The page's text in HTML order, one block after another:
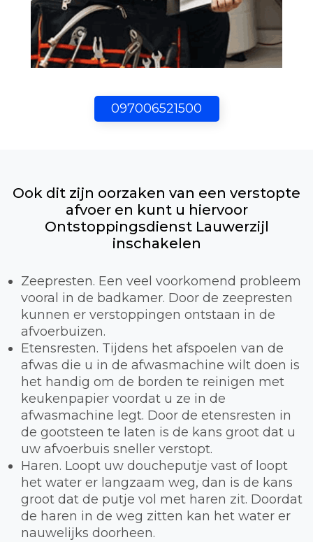
097006521500
Ook dit zijn oorzaken van een verstopte
afvoer en kunt u hiervoor
Ontstoppingsdienst Lauwerzijl
inschakelen
Zeepresten. Een veel voorkomend probleem
vooral in de badkamer. Door de zeepresten
kunnen er verstoppingen ontstaan in de
afvoerbuizen.
Etensresten. Tijdens het afspoelen van de
afwas die u in de afwasmachine wilt doen is
het handig om de borden te reinigen met
keukenpapier voordat u ze in de
afwasmachine legt. Door de etensresten in
de gootsteen te laten is de kans groot dat u
uw afvoerbuis sneller verstopt.
Haren. Loopt uw doucheputje vast of loopt
het water er langzaam weg, dan is de kans
groot dat de putje vol met haren zit. Doordat
de haren in de weg zitten kan het water er
nauwelijks doorheen.